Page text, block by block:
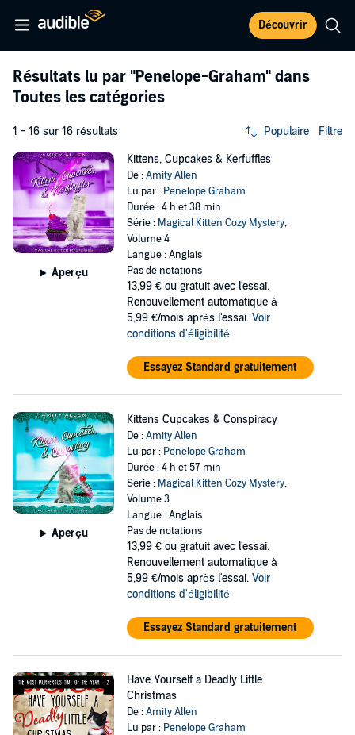
Découvrir
Résultats lu par "Penelope-Graham" dans
Toutes les catégories
1 - 16 sur 16 résultats Populaire Filtre
Aperçu
Kittens, Cupcakes & Kerfuffles
De :Amity Allen
Lu par : Penelope Graham
Durée : 4 h et 38 min
Série : Magical Kitten Cozy Mystery,
Volume 4
Langue : Anglais
Pas de notations
13,99 € ou gratuit avec l'essai.
Renouvellement automatique à
5,99 €/mois après l'essai. Voir
conditions d'éligibilité
Essayez Standard gratuitement
Aperçu
Kittens Cupcakes & Conspiracy
De :Amity Allen
Lu par : Penelope Graham
Durée : 4 h et 57 min
Série : Magical Kitten Cozy Mystery,
Volume 3
Langue : Anglais
Pas de notations
13,99 € ou gratuit avec l'essai.
Renouvellement automatique à
5,99 €/mois après l'essai. Voir
conditions d'éligibilité
Essayez Standard gratuitement
Have Yourself a Deadly Little
Christmas
De :Amity Allen
Lu par : Penelope Graham